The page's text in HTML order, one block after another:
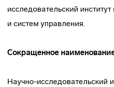
исследовательский
и систем управления.
Сокращенное
Научно-исследовательский